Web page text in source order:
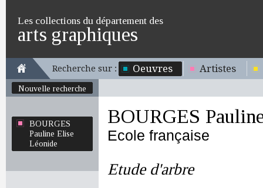
Les collections du département des
arts graphiques
Recherche sur : Oeuvres Artistes
Nouvelle recherche
BOURGES
Pauline Elise
Léonide
BOURGES
Ecole française
Etude d'arbre